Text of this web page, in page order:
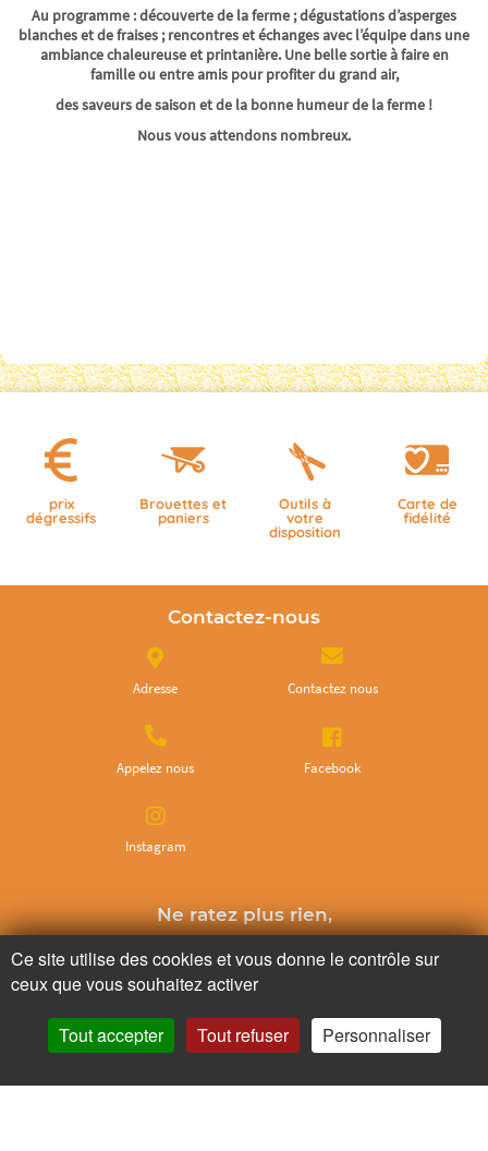
Au programme : découverte de la ferme ; dégustations d’asperges
blanches et de fraises ; rencontres et échanges avec l’équipe dans une
ambiance chaleureuse et printanière. Une belle sortie à faire en
famille ou entre amis pour profiter du grand air,
des saveurs de saison et de la bonne humeur de la ferme !
Nous vous attendons nombreux.
prix
dégressifs
Brouettes et
paniers
Outils à
votre
disposition
Carte de
fidélité
Contactez-nous
Adresse Contactez nous
Appelez nous Facebook
Instagram
Ne ratez plus rien,
Je m’inscris
Ce site utilise des cookies et vous donne le contrôle sur
ceux que vous souhaitez activer
Tout accepter Tout refuser Personnaliser